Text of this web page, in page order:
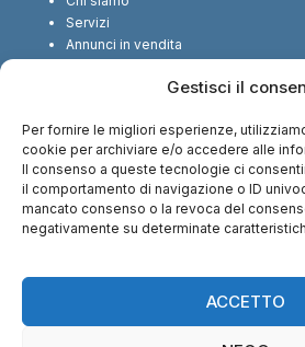
Gestisci il
Per fornire le migliori esperienze,
cookie per archiviare e/o accedere alle
Il consenso a queste tecnologie ci
il comportamento di navigazione o ID
mancato consenso o la revoca del
negativamente su determinate
ACCETTO
Servizi
Annunci in vendita
SEGUICI SUI SOCIAL
CI TROVI ANCHE SU: